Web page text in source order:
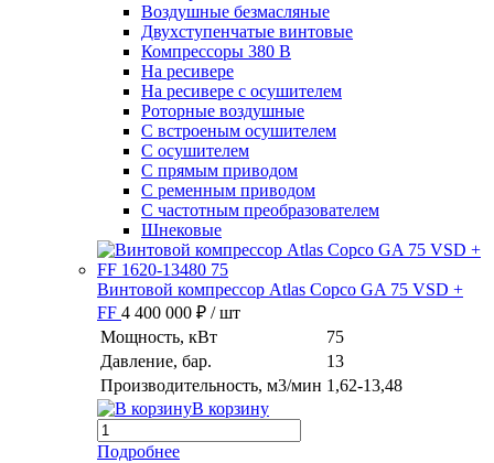
Воздушные безмасляные
Двухступенчатые винтовые
Компрессоры 380 В
На ресивере
На ресивере с осушителем
Роторные воздушные
С встроеным осушителем
С осушителем
С прямым приводом
С ременным приводом
С частотным преобразователем
Шнековые
Винтовой компрессор Atlas Copco GA 75 VSD +
FF 4 400 000 ₽ / шт
Мощность, кВт
75
Давление, бар.
13
Производительность, м3/мин 1,62-13,48
В корзину
Подробнее